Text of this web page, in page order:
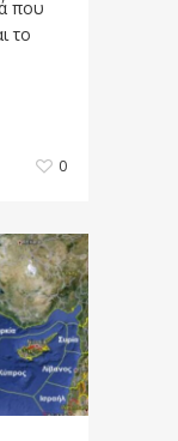
που
το
0